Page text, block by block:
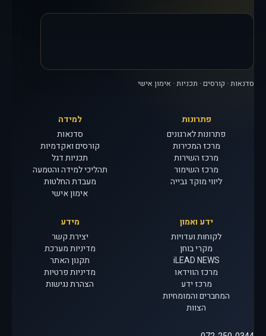
סדנאות · קורסים · תכניות · אימון אישי
פתרונות
פתרונות לארגונים
מרכז המכירות
מרכז השירות
מרכז השימור
ליווי מוקד גבייה
למידה
סדנאות
קורסים ואקדמיות
תכניות דגל
תהליכי למידה והטמעה
מעבדת החלטות
אימון אישי
ידע ואמון
לקוחות ועדויות
מקרי בוחן
iLEAD NEWS
מרכז הווידאו
מרכז ידע
המחברים והמומחיות
הצוות
מידע
יצירת קשר
מדיניות מערכת
תקנון האתר
מדיניות פרטיות
הצהרת נגישות